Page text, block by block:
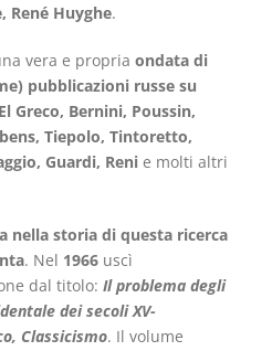
René Huyghe.
vera e propria ondata di
pubblicazioni russe su
Greco, Bernini, Poussin,
Tiepolo, Tintoretto,
Guardi, Reni e molti altri
nella storia di questa ricerca
. Nel 1966 uscì
dal titolo: Il problema degli
dei secoli XV-
Classicismo. Il volume